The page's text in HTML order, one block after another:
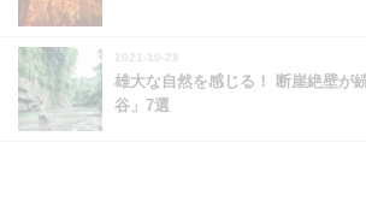
2021-10-28
雄大な自然を感じる！ 断崖絶壁が
谷」7選